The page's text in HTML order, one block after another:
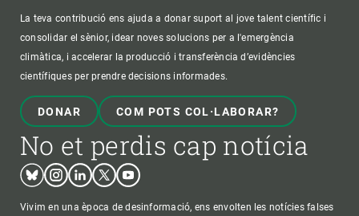
La teva contribució ens ajuda a donar suport al jove talent científic i
consolidar el sènior, idear noves solucions per a l'emergència
climàtica, i accelerar la producció i transferència d’evidències
científiques per prendre decisions informades.
DONAR COM POTS COL·LABORAR?
No et perdis cap notícia
BlueskyInstagram
LinkedinTwitterYoutube
Vivim en una època de desinformació, ens envolten les notícies falses